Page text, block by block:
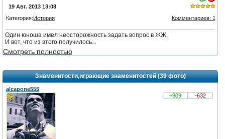
из 5,
19 Авг. 2013 13:08
Комментариев: 1
Категория:Истории
Один юноша имел неосторожность задать вопрос в ЖЖ.
И вот, что из этого получилось...
Смотреть полностью
Знаменитости,играющие знаменитостей (39 фото)
alcapone555
+909
-632